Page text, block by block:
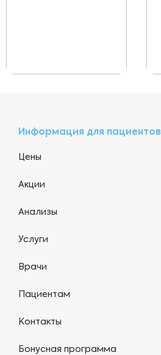
Информация для пациентов
Цены
Акции
Анализы
Услуги
Врачи
Пациентам
Контакты
Бонусная программа